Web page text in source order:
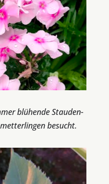
blühende Stauden-
besucht.